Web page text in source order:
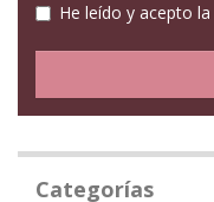
He leído y acepto la
Categorías